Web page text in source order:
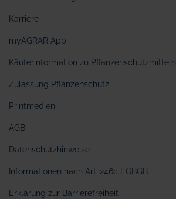
Karriere
myAGRAR App
Käuferinformation zu Pflanzenschutzmitteln
Zulassung Pflanzenschutz
Printmedien
AGB
Datenschutzhinweise
Informationen nach Art. 246c EGBGB
Erklärung zur Barrierefreiheit